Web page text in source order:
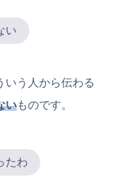
い
いう人から伝わる
いものです。
たわ